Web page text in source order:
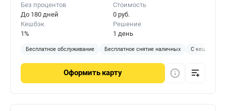
Без процентов
До 180 дней
Стоимость
0 руб.
Кешбэк
1%
Решение
1 день
Бесплатное обслуживание Бесплатное снятие наличных С кешбэком
Оформить карту